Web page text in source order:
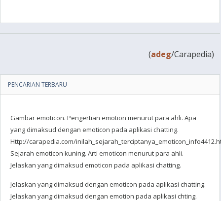
(adeg/Carapedia)
PENCARIAN TERBARU
Gambar emoticon. Pengertian emotion menurut para ahli. Apa
yang dimaksud dengan emoticon pada aplikasi chatting.
Http://carapedia.com/
Sejarah emoticon kuning. Arti emoticon menurut para ahli.
Jelaskan yang dimaksud emoticon pada aplikasi chatting.
Jelaskan yang dimaksud dengan emoticon pada aplikasi chatting.
Jelaskan yang dimaksud dengan emotion pada aplikasi chting.